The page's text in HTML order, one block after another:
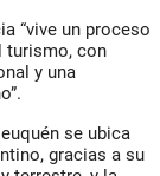
“vive un proceso
turismo, con
y una
se ubica
, gracias a su